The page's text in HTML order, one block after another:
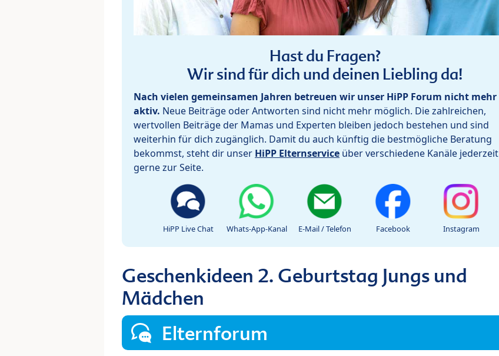
Hast du Fragen?
Wir sind für dich und deinen Liebling da!
Nach vielen gemeinsamen Jahren betreuen wir unser HiPP Forum nicht mehr
aktiv. Neue Beiträge oder Antworten sind nicht mehr möglich. Die zahlreichen,
wertvollen Beiträge der Mamas und Experten bleiben jedoch bestehen und sind
weiterhin für dich zugänglich. Damit du auch künftig die bestmögliche Beratung
bekommst, steht dir unser HiPP Elternservice über verschiedene Kanäle jederzeit
gerne zur Seite.
HiPP Live Chat Whats-App-Kanal E-Mail / Telefon Facebook Instagram
Geschenkideen 2. Geburtstag Jungs und
Mädchen
Elternforum